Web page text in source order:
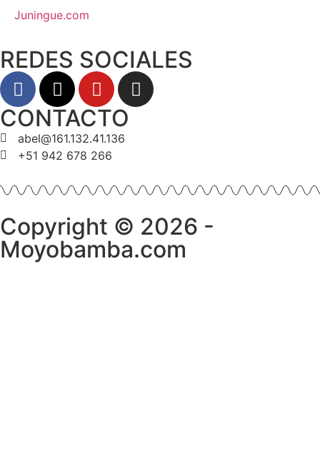
Juningue.com
REDES SOCIALES
CONTACTO
abel@161.132.41.136
+51 942 678 266
Copyright © 2026 -
Moyobamba.com